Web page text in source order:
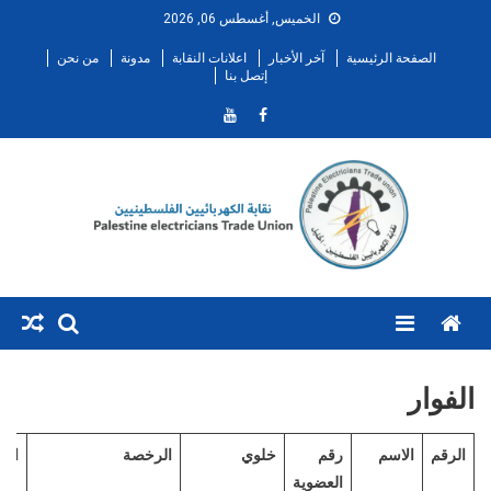
الخميس, أغسطس 06, 2026
الصفحة الرئيسية آخر الأخبار اعلانات النقابة مدونة
من نحن
إتصل بنا
Menu
الفوار
الرقم الاسم
رقم
العضوية
خلوي الرخصة